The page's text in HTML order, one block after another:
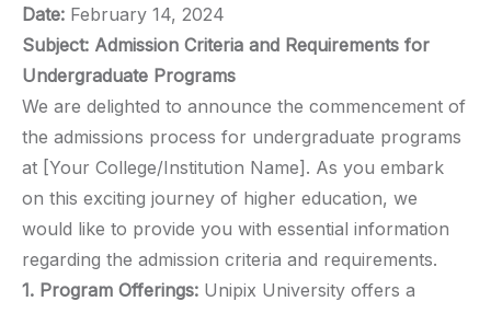
ภาษาไทย 🇹🇭
Date: February 14, 2024
Subject: Admission Criteria and Requirements for
Undergraduate Programs
We are delighted to announce the commencement of
the admissions process for undergraduate programs
at [Your College/Institution Name]. As you embark
on this exciting journey of higher education, we
would like to provide you with essential information
regarding the admission criteria and requirements.
1. Program Offerings: Unipix University offers a